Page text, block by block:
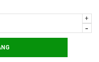
+
-